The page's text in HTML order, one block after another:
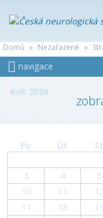
Domů » Nezařazené »
navigace
Rok 2026
Červenec
Červen
Květen
Po Út St
3
4 5
10
11
17
18 19